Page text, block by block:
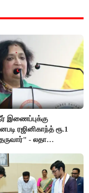
இணைப்புக்கு
ரஜினிகாந்த் ரூ.1
- லதா